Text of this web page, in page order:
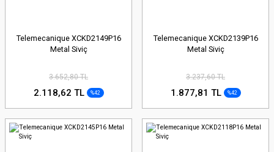
Telemecanique XCKD2149P16
Metal Siviç
3.652,80 TL
2.118,62 TL %42
Telemecanique XCKD2139P16
Metal Siviç
3.237,60 TL
1.877,81 TL %42